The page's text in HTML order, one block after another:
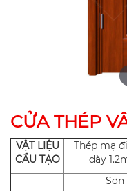
CỬA THÉP
VẬT LIỆU
CẨU TẠO
Thép mạ
dày